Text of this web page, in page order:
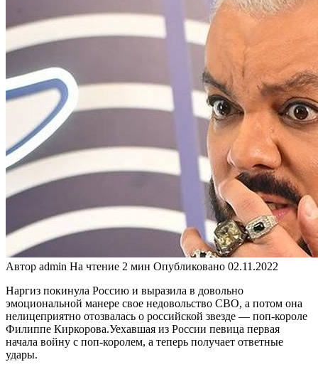
Автор admin На чтение 2 мин Опубликовано 02.11.2022
Наргиз покинула Россию и выразила в довольно
эмоциональной манере свое недовольство СВО, а потом она
нелицеприятно отозвалась о российской звезде — поп-короле
Филиппе Киркорова.Уехавшая из России певица первая
начала войну с поп-королем, а теперь получает ответные
удары.